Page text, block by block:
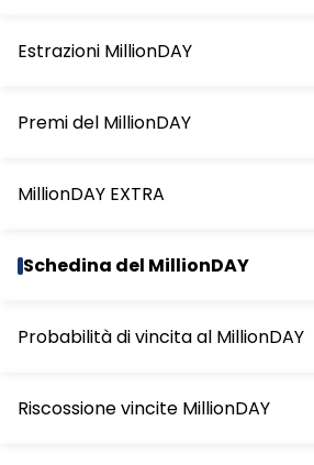
Estrazioni MillionDAY
Premi del MillionDAY
MillionDAY EXTRA
Schedina del MillionDAY
Probabilità di vincita al MillionDAY
Riscossione vincite MillionDAY